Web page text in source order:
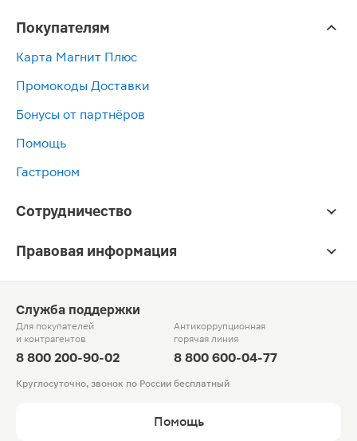
Покупателям
Карта Магнит Плюс
Промокоды Доставки
Бонусы от партнёров
Помощь
Гастроном
Сотрудничество
Правовая информация
Служба поддержки
Для покупателей
и контрагентов
8 800 200-90-02
Антикоррупционная
горячая линия
8 800 600-04-77
Круглосуточно, звонок по России бесплатный
Помощь